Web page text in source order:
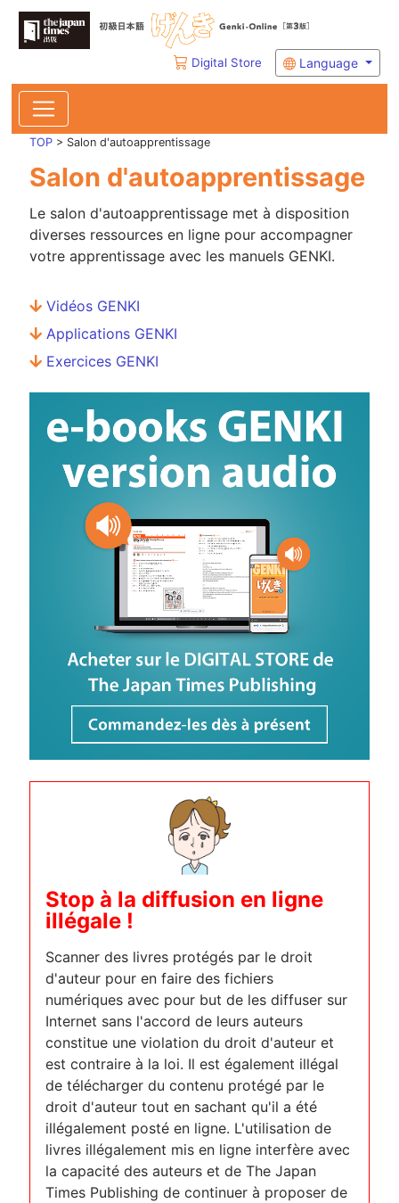
Digital Store Language
TOP > Salon d'autoapprentissage
Salon d'autoapprentissage
Le salon d'autoapprentissage met à disposition
diverses ressources en ligne pour accompagner
votre apprentissage avec les manuels GENKI.
Vidéos GENKI
Applications GENKI
Exercices GENKI
Stop à la diffusion en ligne
illégale !
Scanner des livres protégés par le droit
d'auteur pour en faire des fichiers
numériques avec pour but de les diffuser sur
Internet sans l'accord de leurs auteurs
constitue une violation du droit d'auteur et
est contraire à la loi. Il est également illégal
de télécharger du contenu protégé par le
droit d'auteur tout en sachant qu'il a été
illégalement posté en ligne. L'utilisation de
livres illégalement mis en ligne interfère avec
la capacité des auteurs et de The Japan
Times Publishing de continuer à proposer de